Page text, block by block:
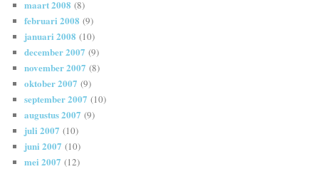
maart 2008 (8)
februari 2008 (9)
januari 2008 (10)
december 2007 (9)
november 2007 (8)
oktober 2007 (9)
september 2007 (10)
augustus 2007 (9)
juli 2007 (10)
juni 2007 (10)
mei 2007 (12)